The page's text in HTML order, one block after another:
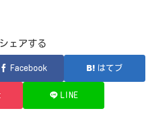
シェアする
Facebook はてブ
LINE